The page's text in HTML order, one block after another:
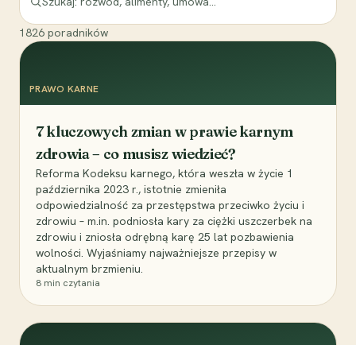
1826 poradników
PRAWO KARNE
7 kluczowych zmian w prawie karnym
zdrowia – co musisz wiedzieć?
Reforma Kodeksu karnego, która weszła w życie 1
października 2023 r., istotnie zmieniła
odpowiedzialność za przestępstwa przeciwko życiu i
zdrowiu – m.in. podniosła kary za ciężki uszczerbek na
zdrowiu i zniosła odrębną karę 25 lat pozbawienia
wolności. Wyjaśniamy najważniejsze przepisy w
aktualnym brzmieniu.
8 min czytania